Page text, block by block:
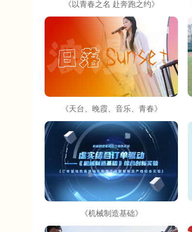
《以青春之名 赴奔跑之约》
《天台、晚霞、音乐、青春》
《机械制造基础》